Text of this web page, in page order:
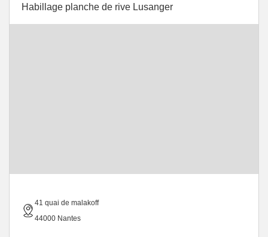
Habillage planche de rive Lusanger
41 quai de malakoff
44000 Nantes